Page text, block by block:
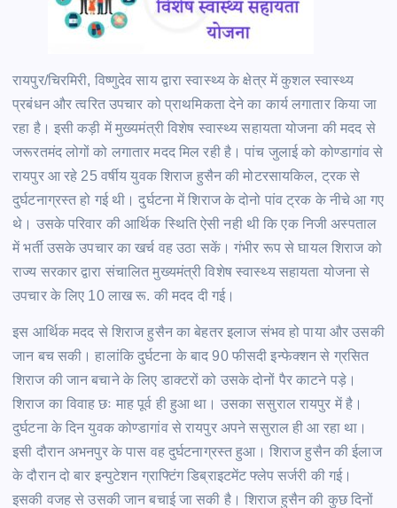
रायपुर/चिरमिरी, विष्णुदेव साय द्वारा स्वास्थ्य के क्षेत्र में कुशल स्वास्थ्य
प्रबंधन और त्वरित उपचार को प्राथमिकता देने का कार्य लगातार किया जा
रहा है। इसी कड़ी में मुख्यमंत्री विशेष स्वास्थ्य सहायता योजना की मदद से
जरूरतमंद लोगों को लगातार मदद मिल रही है। पांच जुलाई को कोण्डागांव से
रायपुर आ रहे 25 वर्षीय युवक शिराज हुसैन की मोटरसायकिल, ट्रक से
दुर्घटनाग्रस्त हो गई थी। दुर्घटना में शिराज के दोनो पांव ट्रक के नीचे आ गए
थे। उसके परिवार की आर्थिक स्थिति ऐसी नही थी कि एक निजी अस्पताल
में भर्ती उसके उपचार का खर्च वह उठा सकें। गंभीर रूप से घायल शिराज को
राज्य सरकार द्वारा संचालित मुख्यमंत्री विशेष स्वास्थ्य सहायता योजना से
उपचार के लिए 10 लाख रू. की मदद दी गई।
इस आर्थिक मदद से शिराज हुसैन का बेहतर इलाज संभव हो पाया और उसकी
जान बच सकी। हालांकि दुर्घटना के बाद 90 फीसदी इन्फेक्शन से ग्रसित
शिराज की जान बचाने के लिए डाक्टरों को उसके दोनों पैर काटने पड़े।
शिराज का विवाह छः माह पूर्व ही हुआ था। उसका ससुराल रायपुर में है।
दुर्घटना के दिन युवक कोण्डागांव से रायपुर अपने ससुराल ही आ रहा था।
इसी दौरान अभनपुर के पास वह दुर्घटनाग्रस्त हुआ। शिराज हुसैन की ईलाज
के दौरान दो बार इन्पुटेशन ग्राफ्टिंग डिब्राइटमेंट फ्लेप सर्जरी की गई।
इसकी वजह से उसकी जान बचाई जा सकी है। शिराज हुसैन की कुछ दिनों